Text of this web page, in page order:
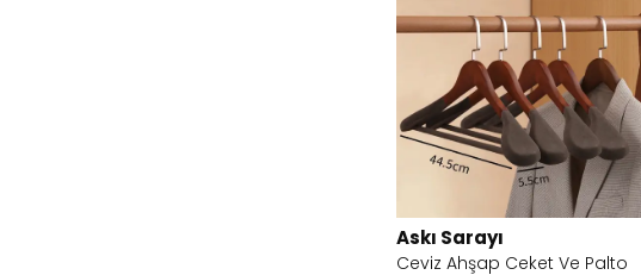
Askı Sarayı
Ceviz Ahşap Ceket Ve Palto